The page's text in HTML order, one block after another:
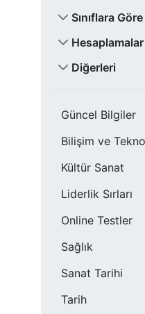
Sınıflara
Hesaplamalar
Diğerleri
Güncel Bilgiler
Bilişim ve
Kültür Sanat
Liderlik Sırları
Online Testler
Sağlık
Sanat Tarihi
Tarih